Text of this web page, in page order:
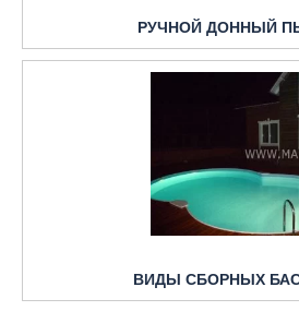
РУЧНОЙ ДОННЫЙ
ВИДЫ СБОРНЫХ